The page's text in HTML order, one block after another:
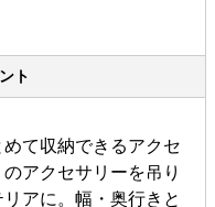
ト
て収納できるアクセ
アクセサリーを吊り
アに。幅・奥行きと